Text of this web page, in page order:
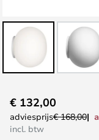
naar
het
€ 132,00
adviesprijs€ 168,00
incl. btw